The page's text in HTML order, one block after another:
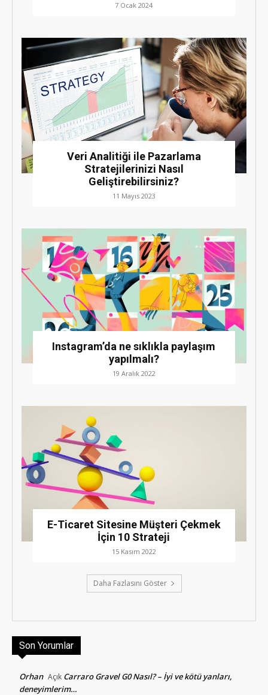
7 Ocak 2024
Veri Analitiği ile Pazarlama
Stratejilerinizi Nasıl
Geliştirebilirsiniz?
11 Mayıs 2023
Instagram’da ne sıklıkla paylaşım
yapılmalı?
19 Aralık 2022
E-Ticaret Sitesine Müşteri Çekmek
İçin 10 Strateji
15 Kasım 2022
Daha Fazlasını Göster
Son Yorumlar
Orhan Açık Carraro Gravel G0 Nasıl? – İyi ve kötü yanları,
deneyimlerim…